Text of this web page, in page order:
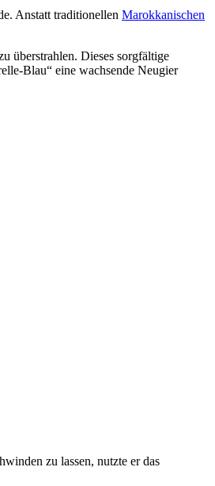
Anstatt traditionellen Marokkanischen
überstrahlen. Dieses sorgfältige
Blau“ eine wachsende Neugier
zu lassen, nutzte er das